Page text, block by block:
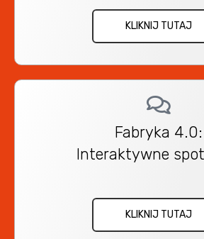
KLIKNIJ TUTAJ
Fabryka 4.0:
Interaktywne
KLIKNIJ TUTAJ